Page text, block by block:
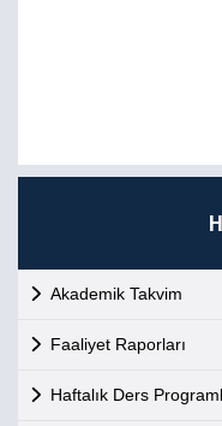
Akademik Takvim
Faaliyet Raporları
Haftalık Ders